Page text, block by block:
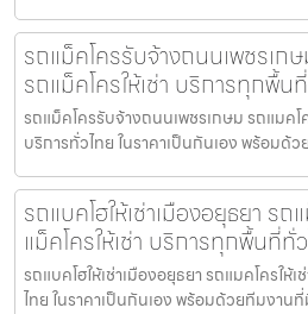
รถแม็คโครรับจ้างถนนเพชรเก
รถแม็คโครให้เช่า บริการทุกพื้น
รถแม็คโครรับจ้างถนนเพชรเกษม รถแมคโ
บริการทั่วไทย ในราคาเป็นกันเอง พร้อมด้
รถแบคโฮให้เช่าเมืองอยุธยา รถ
แม็คโครให้เช่า บริการทุกพื้นที่ทั่
รถแบคโฮให้เช่าเมืองอยุธยา รถแมคโครให้
ไทย ในราคาเป็นกันเอง พร้อมด้วยทีมงาน